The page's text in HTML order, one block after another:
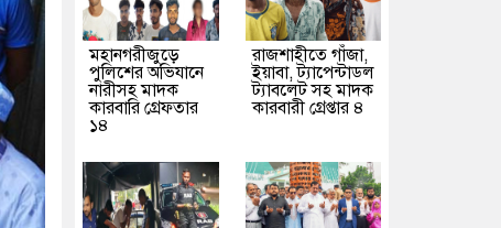
মহানগরীজুড়ে
পুলিশের অভিযানে
নারীসহ মাদক
কারবারি গ্রেফতার
১৪
রাজশাহীতে গাঁজা,
ইয়াবা, ট্যাপেন্টাডল
ট্যাবলেট সহ মাদক
কারবারী গ্রেপ্তার ৪